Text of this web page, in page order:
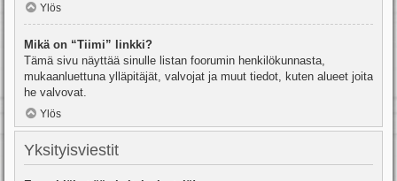
Ylös
Mikä on “Tiimi” linkki?
Tämä sivu näyttää sinulle listan foorumin henkilökunnasta,
mukaanluettuna ylläpitäjät, valvojat ja muut tiedot, kuten alueet joita
he valvovat.
Ylös
Yksityisviestit